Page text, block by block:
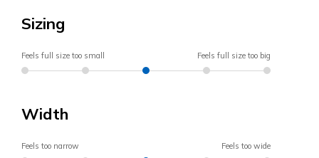
Sizing
Feels full size too small Feels full size too big
Width
Feels too narrow Feels too wide